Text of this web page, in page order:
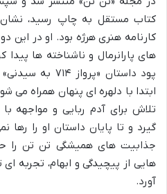
کتاب مستقل به چاپ رسید،
کارنامه هنری هرژه بود. او در این
های پارانرمال و ناشناخته ها پیدا
پود داستان
ابتدا با دلهره ای پنهان همراه می
تلاش برای آدم ربایی و مواجهه
گیرد و تا پایان داستان او را رها
جذابیت های همیشگی تن تن را
هایی از پیچیدگی و ابهام، تجربه
آورد.